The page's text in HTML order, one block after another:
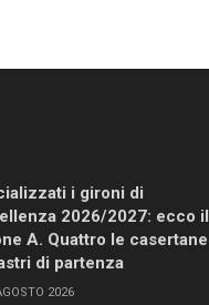
i gironi di
2026/2027: ecco il
A. Quattro le casertane
di partenza
2026